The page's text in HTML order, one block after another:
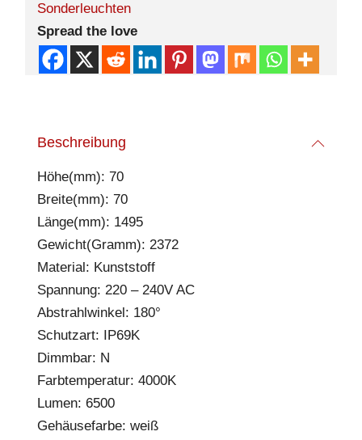
Sonderleuchten
Spread the love
Beschreibung
Höhe(mm): 70
Breite(mm): 70
Länge(mm): 1495
Gewicht(Gramm): 2372
Material: Kunststoff
Spannung: 220 – 240V AC
Abstrahlwinkel: 180°
Schutzart: IP69K
Dimmbar: N
Farbtemperatur: 4000K
Lumen: 6500
Gehäusefarbe: weiß